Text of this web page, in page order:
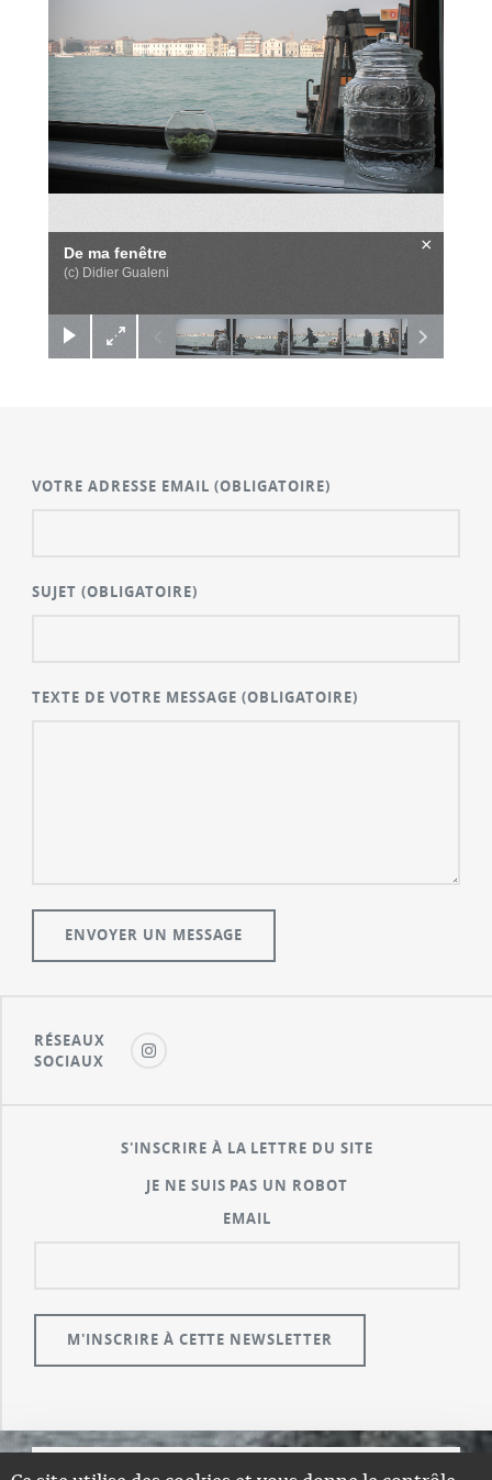
De ma fenêtre
(c) Didier Gualeni
×
VOTRE ADRESSE EMAIL(OBLIGATOIRE)
SUJET(OBLIGATOIRE)
TEXTE DE VOTRE MESSAGE(OBLIGATOIRE)
RÉSEAUX
SOCIAUX
S'INSCRIRE À LA LETTRE DU SITE
JE NE SUIS PAS UN ROBOT
EMAIL